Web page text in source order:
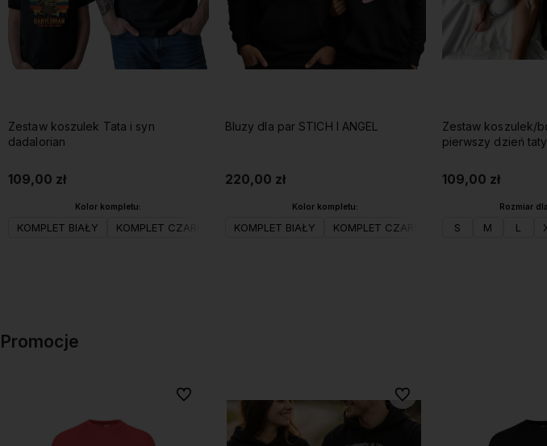
Zestaw koszulek Tata i syn
dadalorian
109,00 zł
Kolor kompletu:
KOMPLET BIAŁY KOMPLET CZARNY
Bluzy dla par STICH I ANGEL
220,00 zł
Kolor kompletu:
KOMPLET BIAŁY KOMPLET CZARNY KOMPLET SZARY
Zestaw koszulek/
pierwszy dzień taty
109,00 zł
Rozmiar
S M L
Promocje
Do ulubionych Do ulubionych